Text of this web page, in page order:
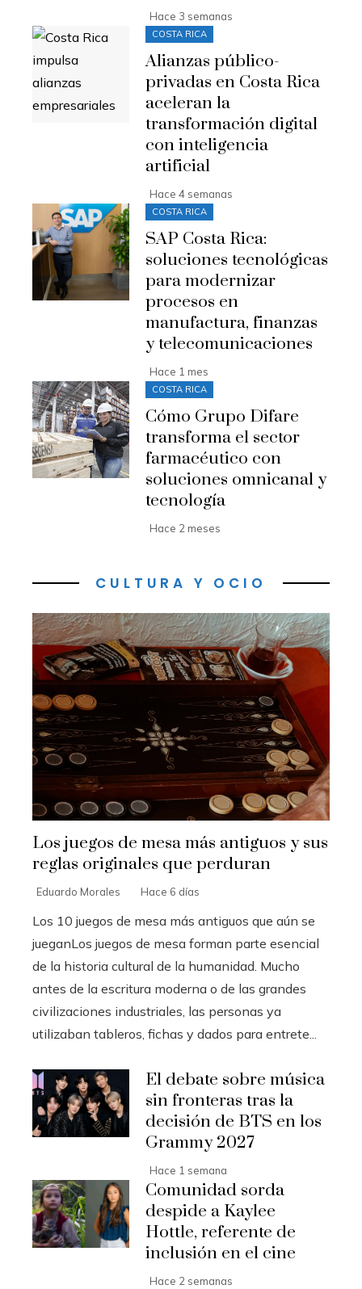
Hace 3 semanas
COSTA RICA
Alianzas público-
privadas en Costa Rica
aceleran la
transformación digital
con inteligencia
artificial
Hace 4 semanas
COSTA RICA
SAP Costa Rica:
soluciones tecnológicas
para modernizar
procesos en
manufactura, finanzas
y telecomunicaciones
Hace 1 mes
COSTA RICA
Cómo Grupo Difare
transforma el sector
farmacéutico con
soluciones omnicanal y
tecnología
Hace 2 meses
CULTURA Y OCIO
Los juegos de mesa más antiguos y sus
reglas originales que perduran
Eduardo Morales Hace 6 días
Los 10 juegos de mesa más antiguos que aún se
jueganLos juegos de mesa forman parte esencial
de la historia cultural de la humanidad. Mucho
antes de la escritura moderna o de las grandes
civilizaciones industriales, las personas ya
utilizaban tableros, fichas y dados para entrete...
El debate sobre música
sin fronteras tras la
decisión de BTS en los
Grammy 2027
Hace 1 semana
Comunidad sorda
despide a Kaylee
Hottle, referente de
inclusión en el cine
Hace 2 semanas